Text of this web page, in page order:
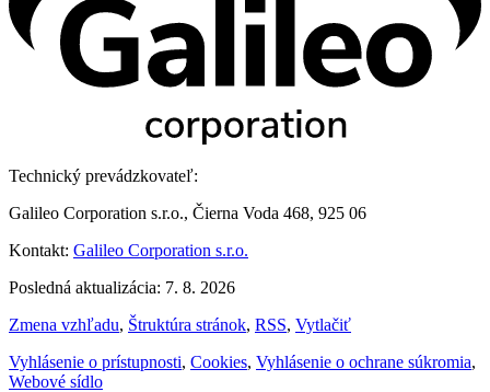
Technický prevádzkovateľ:
Galileo Corporation s.r.o., Čierna Voda 468, 925 06
Kontakt: Galileo Corporation s.r.o.
Posledná aktualizácia: 7. 8. 2026
Zmena vzhľadu, Štruktúra stránok, RSS, Vytlačiť
Vyhlásenie o prístupnosti, Cookies, Vyhlásenie o ochrane súkromia,
Webové sídlo